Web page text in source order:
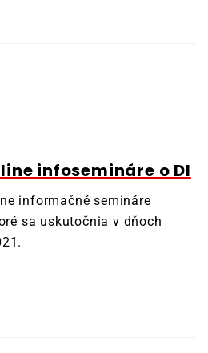
infosemináre o DI
informačné semináre
sa uskutočnia v dňoch